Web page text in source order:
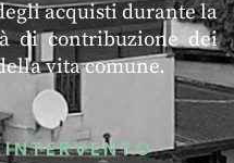
acquisti durante la
di contribuzione dei
vita comune.